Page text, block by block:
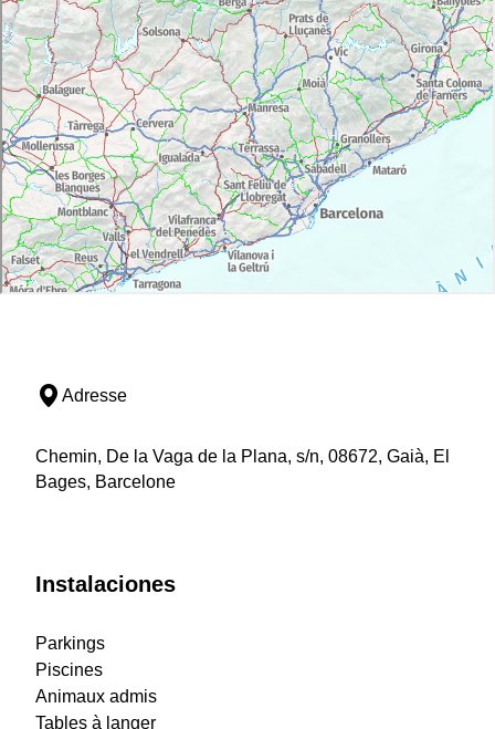
Adresse
Chemin, De la Vaga de la Plana, s/n, 08672, Gaià, El
Bages, Barcelone
Instalaciones
Parkings
Piscines
Animaux admis
Tables à langer